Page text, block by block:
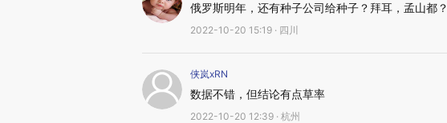
俄罗斯明年，还有种子公司给种子？拜耳，孟山都？
2022-10-20 15:19 · 四川
侠岚xRN
数据不错，但结论有点草率
2022-10-20 12:39 · 杭州